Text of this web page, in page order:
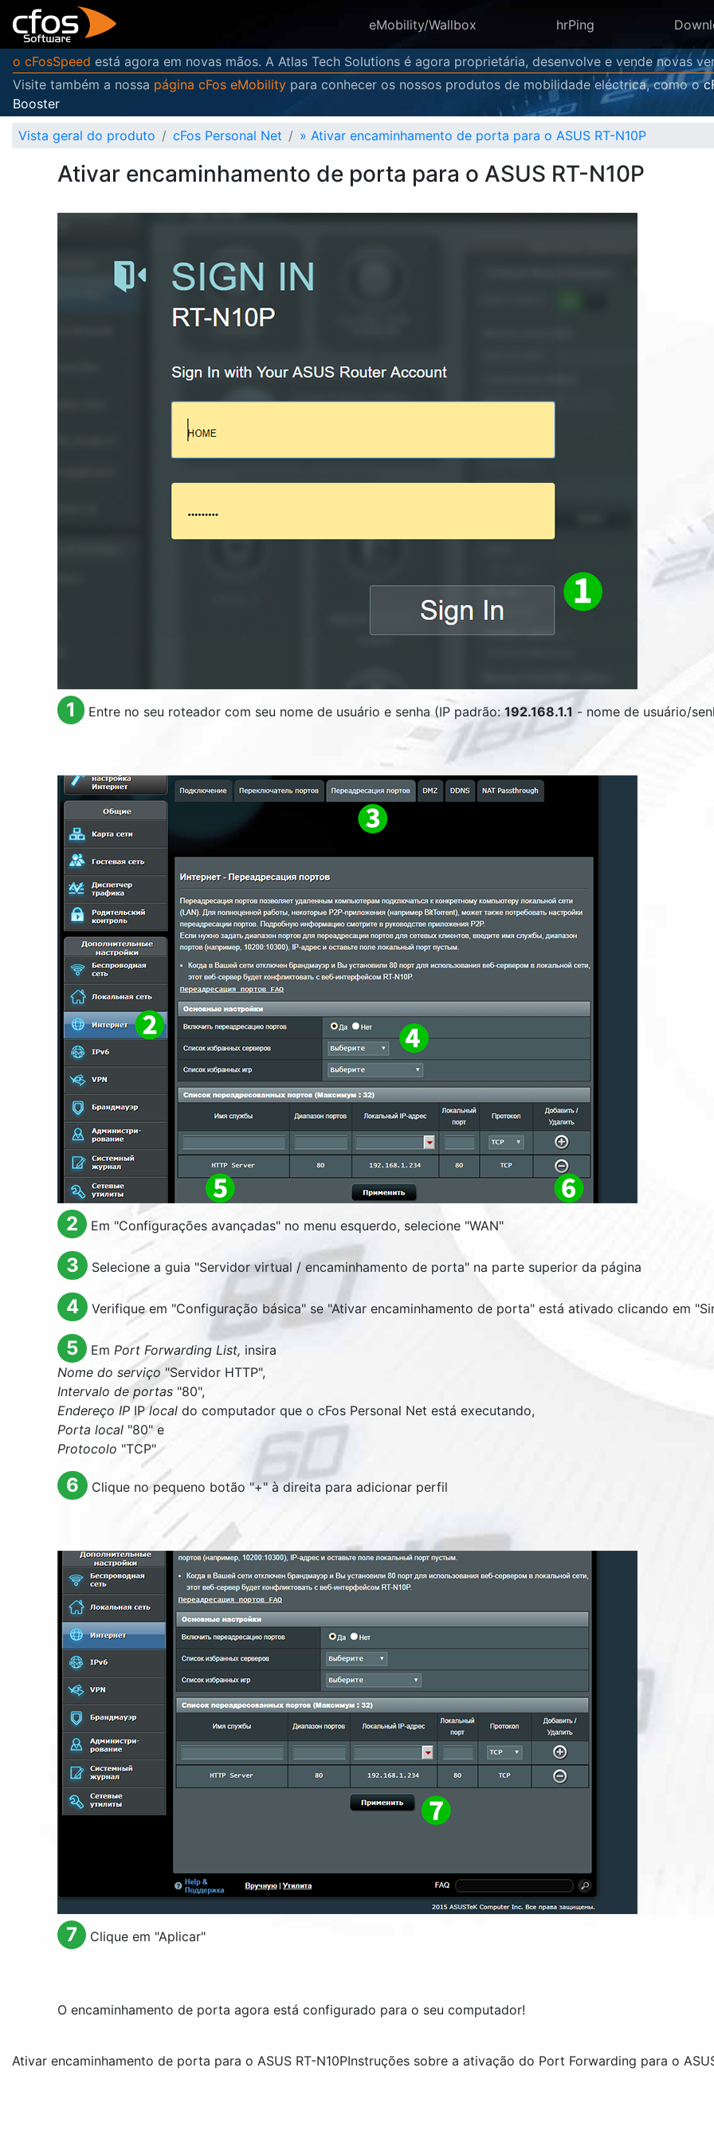
eMobility/Wallbox hrPing
o cFosSpeed está agora em novas mãos. A Atlas Tech Solutions é agora proprietária, desenvolve e vende novas
Visite também a nossa página cFos eMobility para conhecer os nossos produtos de mobilidade eléctrica, como o
Booster
Vista geral do produto
cFos Personal Net » Ativar encaminhamento de porta para o ASUS RT-N10P
Ativar encaminhamento de porta para o ASUS RT-N10P
1 Entre no seu roteador com seu nome de usuário e senha (IP padrão:192.168.1.1 - nome de usuário/
2 Em "Configurações avançadas" no menu esquerdo, selecione "WAN"
3 Selecione a guia "Servidor virtual / encaminhamento de porta" na parte superior da página
4 Verifique em "Configuração básica" se "Ativar encaminhamento de porta" está ativado clicando em
5 Em Port Forwarding List, insira
Nome do serviço "Servidor HTTP",
Intervalo de portas "80",
Endereço IP IPlocal do computador que o cFos Personal Net está executando,
Porta local "80" e
Protocolo "TCP"
6 Clique no pequeno botão "+" à direita para adicionar perfil
7 Clique em "Aplicar"
O encaminhamento de porta agora está configurado para o seu computador!
Ativar encaminhamento de porta para o ASUS RT-N10PInstruções sobre a ativação do Port Forwarding para o